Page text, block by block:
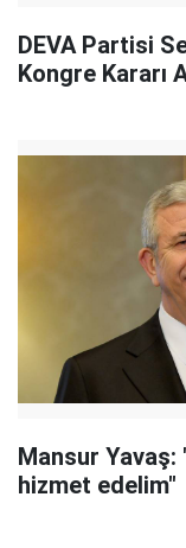
DEVA Partisi
Kongre Kararı
Mansur Yavaş:
hizmet edelim"